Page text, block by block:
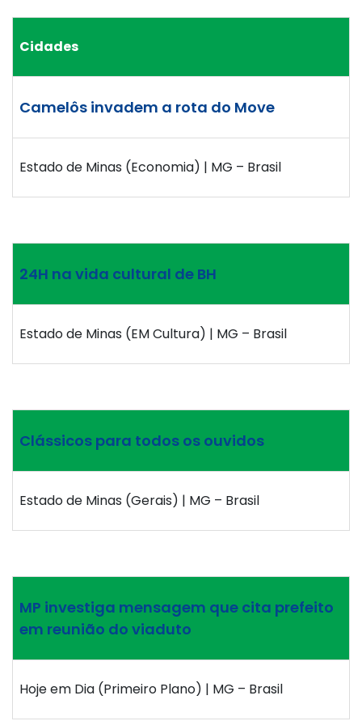
Cidades
Camelôs invadem a rota do Move
Estado de Minas (Economia) | MG – Brasil
24H na vida cultural de BH
Estado de Minas (EM Cultura) | MG – Brasil
Clássicos para todos os ouvidos
Estado de Minas (Gerais) | MG – Brasil
MP investiga mensagem que cita prefeito
em reunião do viaduto
Hoje em Dia (Primeiro Plano) | MG – Brasil